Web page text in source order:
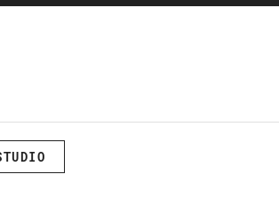
Elektronik-
ARISTA